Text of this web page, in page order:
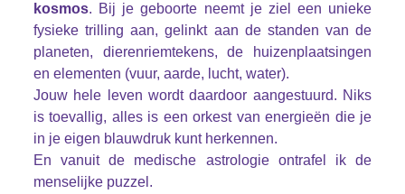
kosmos. Bij je geboorte neemt je ziel een unieke
fysieke trilling aan, gelinkt aan de standen van de
planeten, dierenriemtekens, de huizenplaatsingen
en elementen (vuur, aarde, lucht, water).
Jouw hele leven wordt daardoor aangestuurd. Niks
is toevallig, alles is een orkest van energieën die je
in je eigen blauwdruk kunt herkennen.
En vanuit de medische astrologie ontrafel ik de
menselijke puzzel.